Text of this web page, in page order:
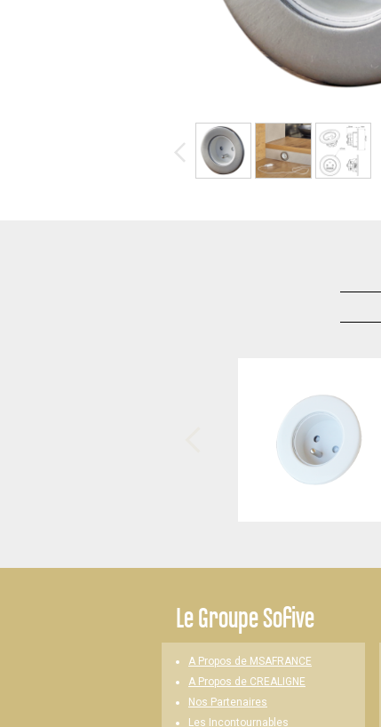
LeGroupe Sofive
A Propos de MSAFRANCE
A Propos de CREALIGNE
Nos Partenaires
Les Incontournables